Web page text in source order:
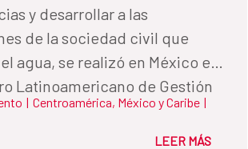
y desarrollar a las
de la sociedad civil que
agua, se realizó en México el
Latinoamericano de Gestión
Agua, apoyado por la
| Centroamérica, México y Caribe |
LEER MÁS